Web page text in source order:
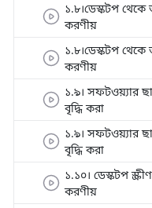
১.৮।ডেস্কটপ থেকে
করণীয়
১.৮।ডেস্কটপ থেকে
করণীয়
১.৯। সফটওয়্যার
বৃদ্ধি করা
১.৯। সফটওয়্যার
বৃদ্ধি করা
১.১০। ডেস্কটপ
করণীয়